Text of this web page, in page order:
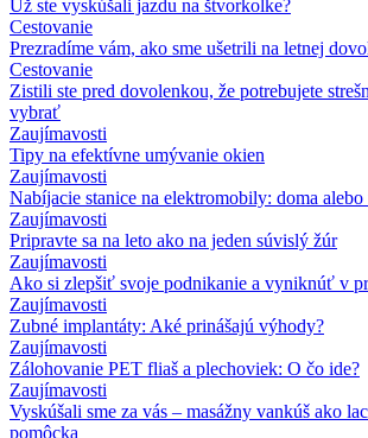
Už ste vyskúšali jazdu na štvorkolke?
Cestovanie
Prezradíme vám, ako sme ušetrili na letnej
Cestovanie
Zistili ste pred dovolenkou, že potrebujete
vybrať
Zaujímavosti
Tipy na efektívne umývanie okien
Zaujímavosti
Nabíjacie stanice na elektromobily: doma
Zaujímavosti
Pripravte sa na leto ako na jeden súvislý žúr
Zaujímavosti
Ako si zlepšiť svoje podnikanie a vyniknúť v
Zaujímavosti
Zubné implantáty: Aké prinášajú výhody?
Zaujímavosti
Zálohovanie PET fliaš a plechoviek: O čo ide?
Zaujímavosti
Vyskúšali sme za vás – masážny vankúš ako
pomôcka